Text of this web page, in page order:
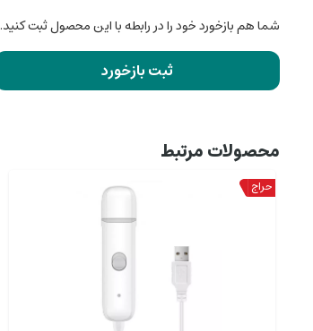
شما هم بازخورد خود را در رابطه با این محصول ثبت کنید.
ثبت بازخورد
محصولات مرتبط